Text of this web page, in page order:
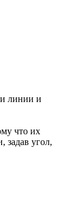
линии и
что их
задав угол,